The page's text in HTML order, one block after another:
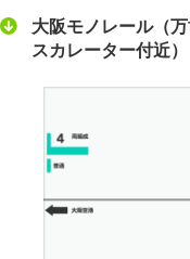
大阪モノレール（
スカレーター付近）